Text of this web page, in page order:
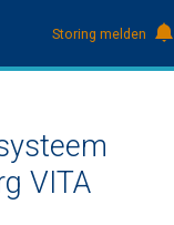
Storing melden
VITA